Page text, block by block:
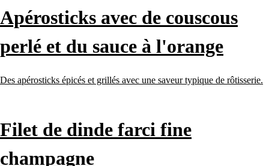
Apérosticks avec de couscous
perlé et du sauce à l'orange
Des apérosticks épicés et grillés avec une saveur typique de rôtisserie.
Filet de dinde farci fine
champagne